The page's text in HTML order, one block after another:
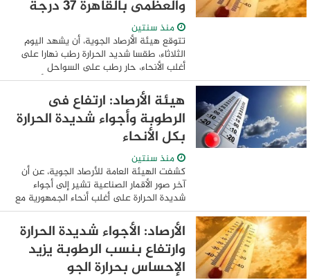
والعظمى بالقاهرة 37 درجة
منذ سنتين
تتوقع هيئة الأرصاد الجوية، أن يشهد اليوم
الثلاثاء، طقسا شديد الحرارة رطب نهارا على
أغلب الأنحاء، حار رطب على السواحل
الشمالية، مائل للحرارة رطب ليلا على أغلب
الأنحاء. ومتوقع اليوم أن يشهد استمرار ...
هيئة الأرصاد: ارتفاع فى
الرطوبة وأجواء شديدة الحرارة
بكل الأنحاء
منذ سنتين
كشفت الهيئة العامة للأرصاد الجوية، عن أن
آخر صور الأقمار الصناعية تشير إلى أجواء
شديدة الحرارة على أغلب أنحاء الجمهورية مع
ارتفاع نسب الرطوبة مما يزيد من درجات
الحرارة المحسوسة . ويشهد اليوم ...
الأرصاد: الأجواء شديدة الحرارة
وارتفاع بنسب الرطوبة يزيد
الإحساس بحرارة الجو